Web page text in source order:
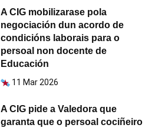
A CIG mobilizarase pola
negociación dun acordo de
condicións laborais para o
persoal non docente de
Educación
11 Mar 2026
A CIG pide a Valedora que
garanta que o persoal cociñeiro